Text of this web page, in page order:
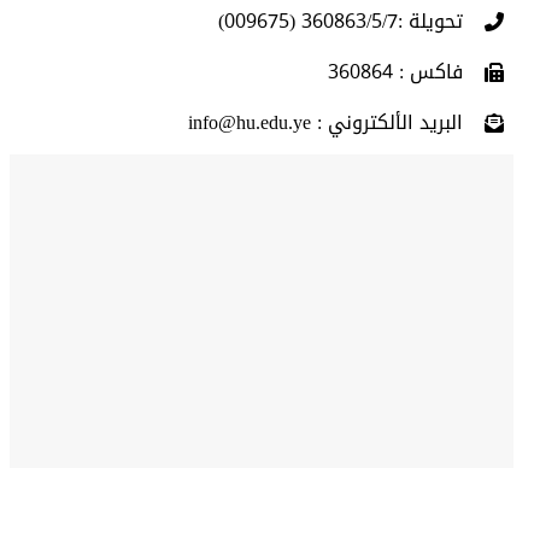
تحويلة :360863/5/7 (009675)
فاكس : 360864
البريد الألكتروني : info@hu.edu.ye